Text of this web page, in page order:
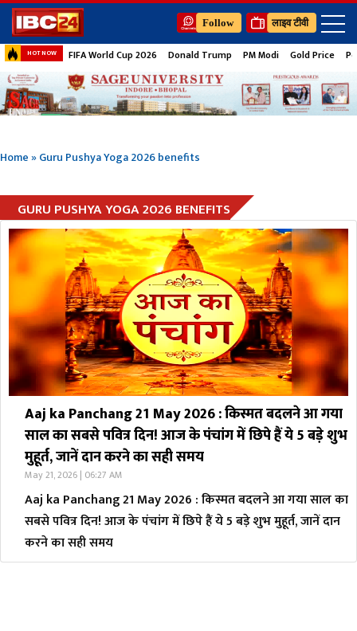
Follow लाइव टीवी
HOT NOW FIFA World Cup 2026 Donald Trump PM Modi Gold Price
Home»Guru Pushya Yoga 2026 benefits
GURU PUSHYA YOGA 2026 BENEFITS
Aaj ka Panchang 21 May 2026 : किस्मत बदलने आ गया
साल का सबसे पवित्र दिन! आज के पंचांग में छिपे हैं ये 5 बड़े शुभ
मुहूर्त, जानें दान करने का सही समय
May 21, 2026 | 06:27 AM
Aaj ka Panchang 21 May 2026 : किस्मत बदलने आ गया साल का
सबसे पवित्र दिन! आज के पंचांग में छिपे हैं ये 5 बड़े शुभ मुहूर्त, जानें दान
करने का सही समय